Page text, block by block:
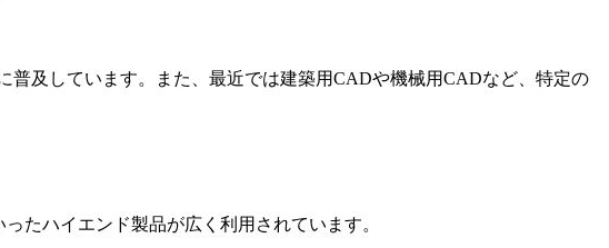
及しています。また、最近では建築用CADや機械用CADなど、特定の
ったハイエンド製品が広く利用されています。